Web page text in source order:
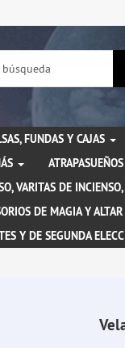
FUNDAS Y CAJAS
VARITAS DE
DE MAGIA Y ALTAR
Y DE SEGUNDA